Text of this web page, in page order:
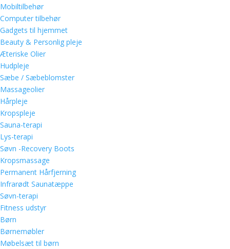
Mobiltilbehør
Computer tilbehør
Gadgets til hjemmet
Beauty & Personlig pleje
Æteriske Olier
Hudpleje
Sæbe / Sæbeblomster
Massageolier
Hårpleje
Kropspleje
Sauna-terapi
Lys-terapi
Søvn -Recovery Boots
Kropsmassage
Permanent Hårfjerning
Infrarødt Saunatæppe
Søvn-terapi
Fitness udstyr
Børn
Børnemøbler
Møbelsæt til børn